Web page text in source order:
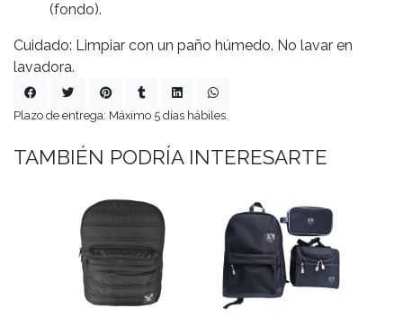
(fondo).
Cuidado: Limpiar con un paño húmedo. No lavar en
lavadora.
Plazo de entrega: Máximo 5 días hábiles.
TAMBIÉN PODRÍA INTERESARTE